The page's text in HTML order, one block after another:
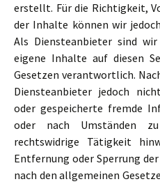
erstellt. Für die Richtigkeit,
der Inhalte können wir
Als Diensteanbieter sind
eigene Inhalte auf diesen
Gesetzen verantwortlich.
Diensteanbieter jedoch
oder gespeicherte fremde
oder nach Umständen
rechtswidrige Tätigkeit
Entfernung oder Sperrung
nach den allgemeinen